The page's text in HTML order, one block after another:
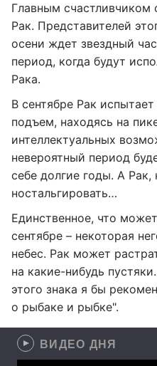
Главным счастливчиком
Рак. Представителей
осени ждет звездный
период, когда будут
Рака.
В сентябре Рак
подъем, находясь на
интеллектуальных
невероятный период
себе долгие годы. А Рак,
ностальгировать…
Единственное, что
сентябре – некоторая
небес. Рак может
на какие-нибудь
этого знака я бы
о рыбаке и рыбке".
ВИДЕО ДНЯ